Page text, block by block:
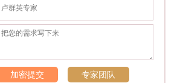
加密提交 专家团队